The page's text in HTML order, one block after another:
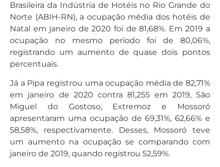
Brasileira da Indústria de Hotéis no Rio Grande do
Norte (ABIH-RN), a ocupação média dos hotéis de
Natal em janeiro de 2020 foi de 81,68%. Em 2019 a
ocupação no mesmo período foi de 80,06%,
registrando um aumento de quase dois pontos
percentuais.
Já a Pipa registrou uma ocupação média de 82,71%
em janeiro de 2020 contra 81,255 em 2019, São
Miguel do Gostoso, Extremoz e Mossoró
apresentaram uma ocupação de 69,31%, 62,66% e
58,58%, respectivamente. Desses, Mossoró teve
um aumento na ocupação se comparando com
janeiro de 2019, quando registrou 52,59%.